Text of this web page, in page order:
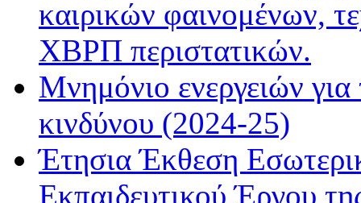
καιρικών φαινομένων,
ΧΒΡΠ περιστατικών.
Μνημόνιο ενεργειών για
κινδύνου (2024-25)
Έτησια Έκθεση
Εκπαιδευτικού Έργου